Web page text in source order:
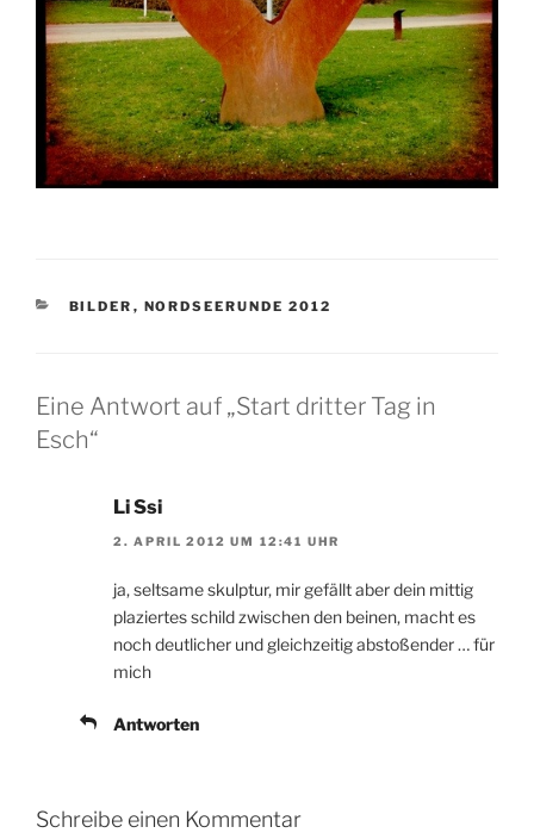
KATEGORIEN
BILDER , NORDSEERUNDE 2012
Eine Antwort auf „Start dritter Tag in
Esch“
Li Ssi
2. APRIL 2012 UM 12:41 UHR
ja, seltsame skulptur, mir gefällt aber dein mittig
plaziertes schild zwischen den beinen, macht es
noch deutlicher und gleichzeitig abstoßender … für
mich
Antworten
Schreibe einen Kommentar